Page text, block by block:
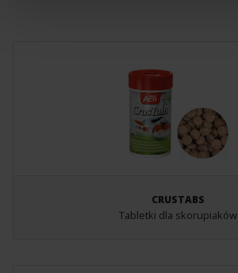
CRUSTABS
Tabletki dla skorupiaków